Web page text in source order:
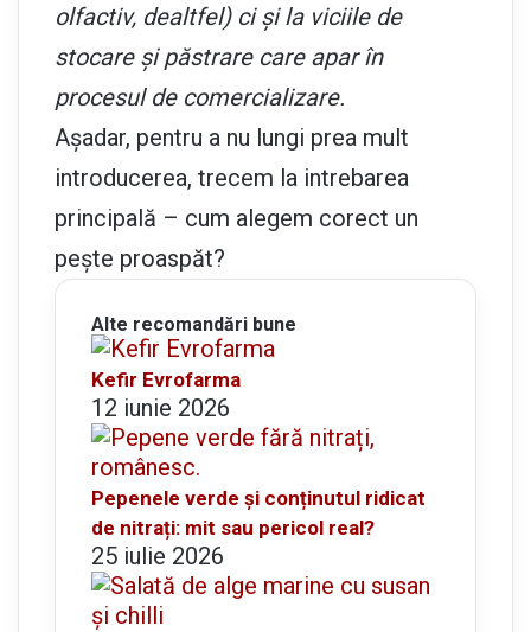
olfactiv, dealtfel) ci și la viciile de
stocare și păstrare care apar în
procesul de comercializare.
Așadar, pentru a nu lungi prea mult
introducerea, trecem la intrebarea
principală – cum alegem corect un
pește proaspăt?
Alte recomandări bune
Kefir Evrofarma
12 iunie 2026
Pepenele verde și conținutul ridicat
de nitrați: mit sau pericol real?
25 iulie 2026